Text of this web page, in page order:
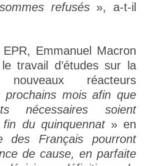
refusés», a-t-il
Emmanuel Macron
travail d’études sur la
réacteurs
prochains mois afin que
nécessaires soient
du quinquennat» en
des Français pourront
de cause, en parfaite